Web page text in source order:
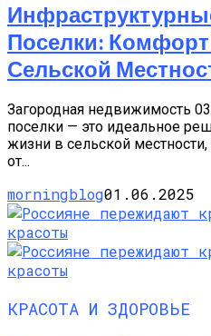
Поселки:
Сельской
Загородная недвижимость
поселки — это идеальное
жизни в сельской
от...
morningblog01.06.2025
КРАСОТА И ЗДОРОВЬЕ